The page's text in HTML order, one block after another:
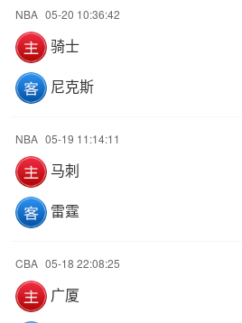
NBA 05-20 10:36:42
骑士
尼克斯
NBA 05-19 11:14:11
马刺
雷霆
CBA 05-18 22:08:25
广厦